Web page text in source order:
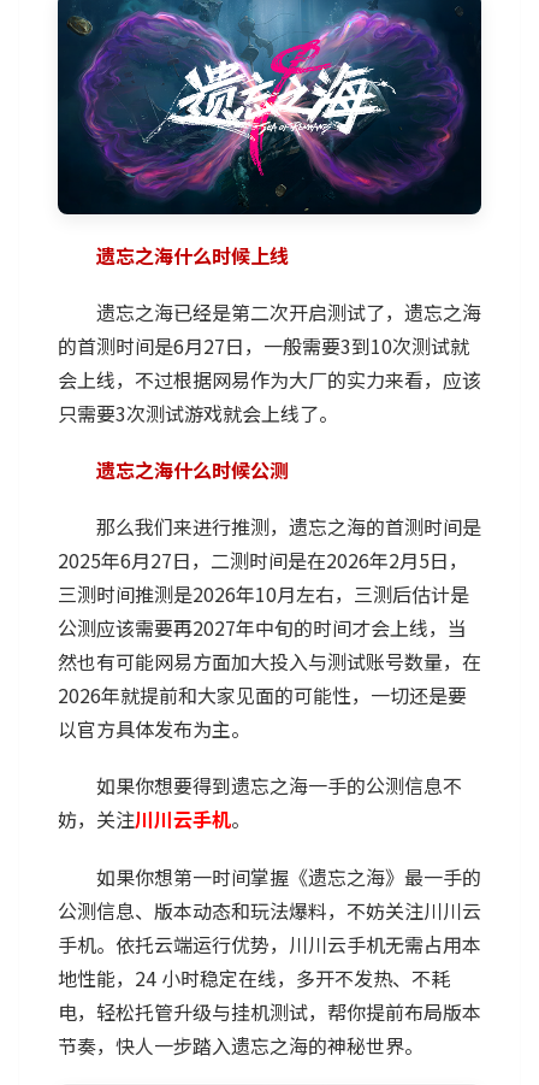
遗忘之海什么时候上线
遗忘之海已经是第二次开启测试了，遗忘之海
的首测时间是6月27日，一般需要3到10次测试就
会上线，不过根据网易作为大厂的实力来看，应该
只需要3次测试游戏就会上线了。
遗忘之海什么时候公测
那么我们来进行推测，遗忘之海的首测时间是
2025年6月27日，二测时间是在2026年2月5日，
三测时间推测是2026年10月左右，三测后估计是
公测应该需要再2027年中旬的时间才会上线，当
然也有可能网易方面加大投入与测试账号数量，在
2026年就提前和大家见面的可能性，一切还是要
以官方具体发布为主。
如果你想要得到遗忘之海一手的公测信息不
妨，关注川川云手机。
如果你想第一时间掌握《遗忘之海》最一手的
公测信息、版本动态和玩法爆料，不妨关注川川云
手机。依托云端运行优势，川川云手机无需占用本
地性能，24 小时稳定在线，多开不发热、不耗
电，轻松托管升级与挂机测试，帮你提前布局版本
节奏，快人一步踏入遗忘之海的神秘世界。